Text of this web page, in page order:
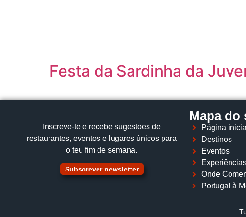
Festa da Sardinha da
Inscreve‑te e recebe sugestões de
restaurantes, eventos e lugares únicos para
o teu fim de semana.
Subscrever newsletter
Mapa do
Página inicial
Destinos
Eventos
Experiências
Onde Comer
Portugal à